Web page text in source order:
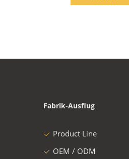
Fabrik-Ausflug
Product Line
OEM / ODM